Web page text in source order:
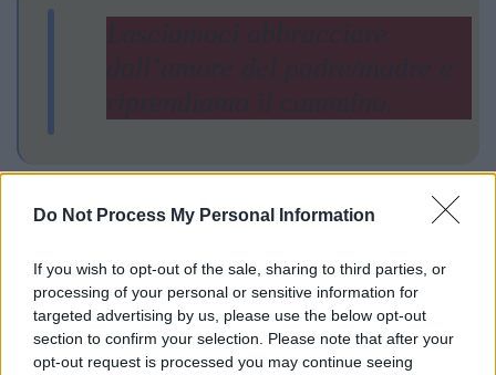
Do Not Process My Personal Information
If you wish to opt-out of the sale, sharing to third parties, or
processing of your personal or sensitive information for
targeted advertising by us, please use the below opt-out
section to confirm your selection. Please note that after your
opt-out request is processed you may continue seeing